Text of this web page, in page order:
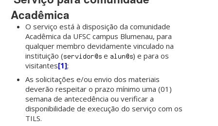
Acadêmica
O serviço está à disposição da comunidade
Acadêmica da UFSC campus Blumenau, para
qualquer membro devidamente vinculado na
instituição (
e
) e para os
visitantes[1];
As solicitações e/ou envio dos materiais
deverão respeitar o prazo mínimo uma (01)
semana de antecedência ou verificar a
disponibilidade de execução do serviço com os
TILS.